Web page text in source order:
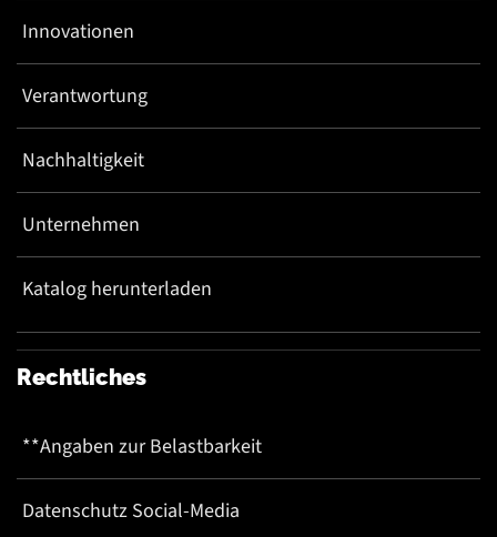
Innovationen
Verantwortung
Nachhaltigkeit
Unternehmen
Katalog herunterladen
Rechtliches
**Angaben zur Belastbarkeit
Datenschutz Social-Media